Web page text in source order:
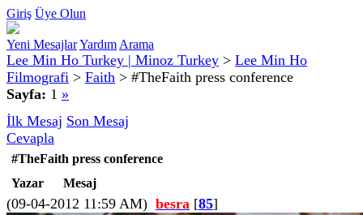
Giriş Üye Olun
Yeni MesajlarYardım Arama
Lee Min Ho Turkey | Minoz Turkey > Lee Min Ho
Filmografi > Faith > #TheFaith press conference
Sayfa: 1 »
İlk Mesaj Son Mesaj
Cevapla
#TheFaith press conference
Yazar
Mesaj
(09-04-2012 11:59 AM) besra [85]